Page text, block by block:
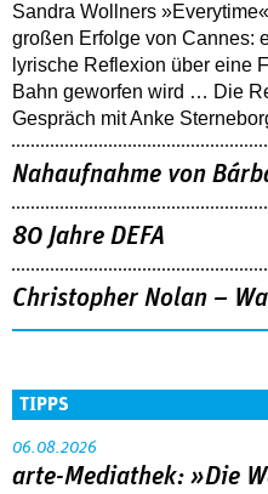
Sandra Wollners
großen Erfolge von Cannes:
lyrische Reflexion über eine
Bahn geworfen wird … Die
Gespräch mit Anke
Nahaufnahme von
80 Jahre DEFA
Christopher Nolan –
TIPPS
06.08.2026
arte-Mediathek: »Die